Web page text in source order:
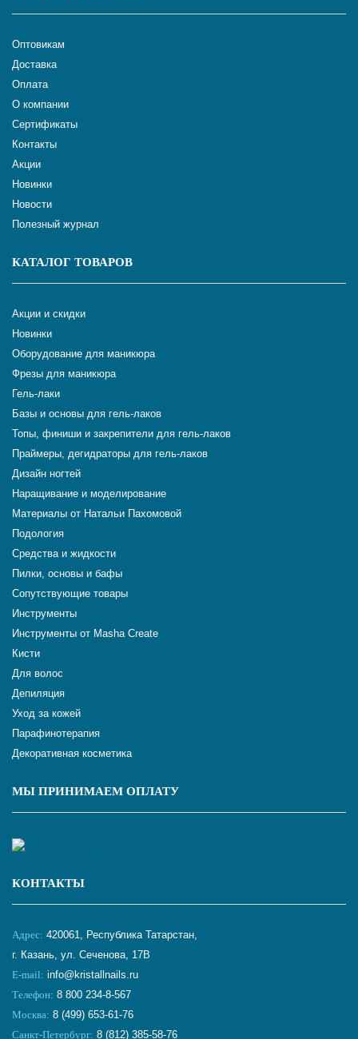
Оптовикам
Доставка
Оплата
О компании
Сертификаты
Контакты
Акции
Новинки
Новости
Полезный журнал
КАТАЛОГ ТОВАРОВ
Акции и скидки
Новинки
Оборудование для маникюра
Фрезы для маникюра
Гель-лаки
Базы и основы для гель-лаков
Топы, финиши и закрепители для гель-лаков
Праймеры, дегидраторы для гель-лаков
Дизайн ногтей
Наращивание и моделирование
Материалы от Натальи Пахомовой
Подология
Средства и жидкости
Пилки, основы и бафы
Сопутствующие товары
Инструменты
Инструменты от Masha Create
Кисти
Для волос
Депиляция
Уход за кожей
Парафинотерапия
Декоративная косметика
МЫ ПРИНИМАЕМ ОПЛАТУ
КОНТАКТЫ
Адрес: 420061, Республика Татарстан,
г. Казань, ул. Сеченова, 17В
E-mail: info@kristallnails.ru
Телефон: 8 800 234-8-567
Москва: 8 (499) 653-61-76
Санкт-Петербург: 8 (812) 385-58-76